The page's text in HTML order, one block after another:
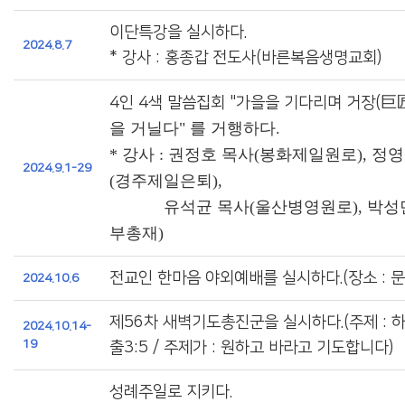
2024.8.7
이단특강을 실시하다.
* 강사 : 홍종갑 전도사(바른복음생명교회)
2024.9.1-29
4인 4색 말씀집회 "가을을 기다리며 거장(巨
을 거닐다" 를 거행하다.
* 강사 : 권정호 목사(봉화제일원로), 정
(경주제일은퇴),
유석균 목사(울산병영원로), 박성
부총재)
2024.10.6 전교인 한마음 야외예배를 실시하다.(장소 :
2024.10.14-
19
제56차 새벽기도총진군을 실시하다.(주제 :
출3:5 / 주제가 : 원하고 바라고 기도합니다)
성례주일로 지키다.